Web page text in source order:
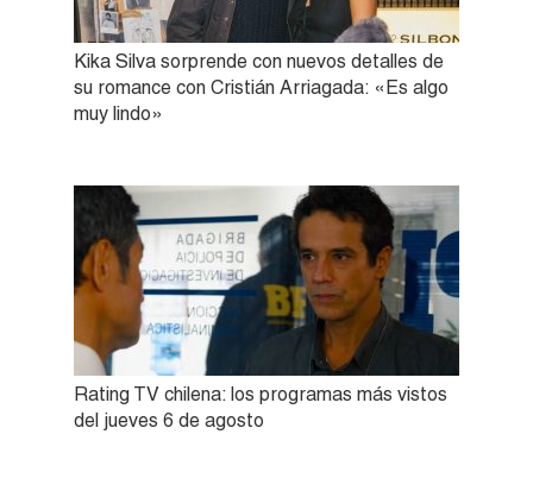
Kika Silva sorprende con nuevos detalles de
su romance con Cristián Arriagada: «Es algo
muy lindo»
Rating TV chilena: los programas más vistos
del jueves 6 de agosto